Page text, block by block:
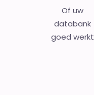
Of uw
databank
goed werkt